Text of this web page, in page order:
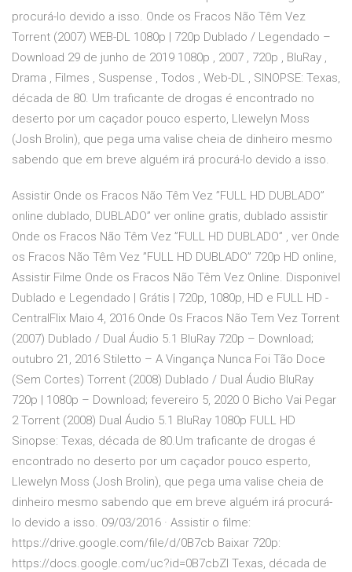
procurá-lo devido a isso. Onde os Fracos Não Têm Vez
Torrent (2007) WEB-DL 1080p | 720p Dublado / Legendado –
Download 29 de junho de 2019 1080p , 2007 , 720p , BluRay ,
Drama , Filmes , Suspense , Todos , Web-DL , SINOPSE: Texas,
década de 80. Um traficante de drogas é encontrado no
deserto por um caçador pouco esperto, Llewelyn Moss
(Josh Brolin), que pega uma valise cheia de dinheiro mesmo
sabendo que em breve alguém irá procurá-lo devido a isso.
Assistir Onde os Fracos Não Têm Vez ”FULL HD DUBLADO”
online dublado, DUBLADO” ver online gratis, dublado assistir
Onde os Fracos Não Têm Vez ”FULL HD DUBLADO” , ver Onde
os Fracos Não Têm Vez ”FULL HD DUBLADO” 720p HD online,
Assistir Filme Onde os Fracos Não Têm Vez Online. Disponivel
Dublado e Legendado | Grátis | 720p, 1080p, HD e FULL HD -
CentralFlix Maio 4, 2016 Onde Os Fracos Não Tem Vez Torrent
(2007) Dublado / Dual Áudio 5.1 BluRay 720p – Download;
outubro 21, 2016 Stiletto – A Vingança Nunca Foi Tão Doce
(Sem Cortes) Torrent (2008) Dublado / Dual Áudio BluRay
720p | 1080p – Download; fevereiro 5, 2020 O Bicho Vai Pegar
2 Torrent (2008) Dual Áudio 5.1 BluRay 1080p FULL HD
Sinopse: Texas, década de 80.Um traficante de drogas é
encontrado no deserto por um caçador pouco esperto,
Llewelyn Moss (Josh Brolin), que pega uma valise cheia de
dinheiro mesmo sabendo que em breve alguém irá procurá-
lo devido a isso. 09/03/2016 · Assistir o filme:
https://drive.google.com/file/d/0B7cb Baixar 720p:
https://docs.google.com/uc?id=0B7cbZI Texas, década de